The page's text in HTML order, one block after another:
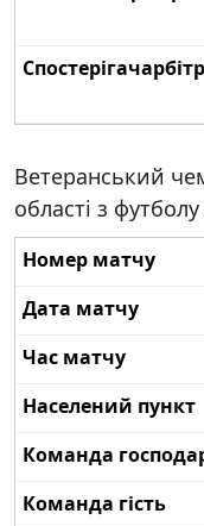
Ветеранський
області з